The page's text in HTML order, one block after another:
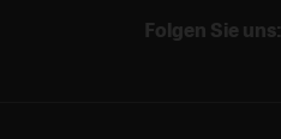
Folgen Sie uns: